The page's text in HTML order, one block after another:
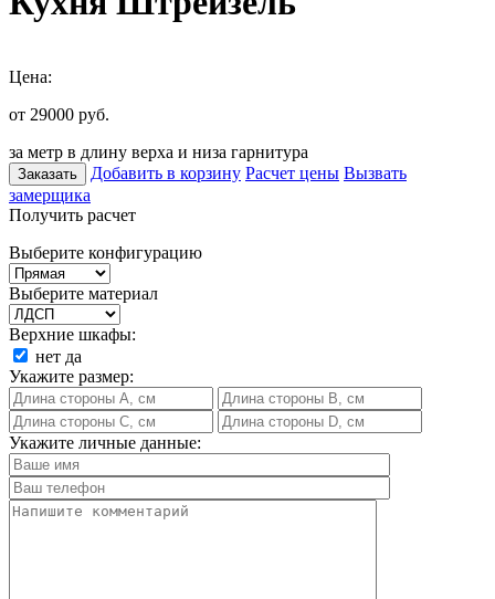
Цена:
от 29000 руб.
за метр в длину верха и низа гарнитура
Заказать Добавить в корзину Расчет цены Вызвать
замерщика
Получить расчет
Выберите конфигурацию
Выберите материал
Верхние шкафы:
нет да
Укажите размер:
Укажите личные данные: